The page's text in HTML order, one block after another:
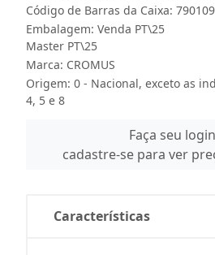
Código de Barras da Caixa:
Embalagem: Venda PT\25
Master PT\25
Marca: CROMUS
Origem: 0 - Nacional, exceto as
4, 5 e 8
Faça seu
cadastre-se para ver
Características